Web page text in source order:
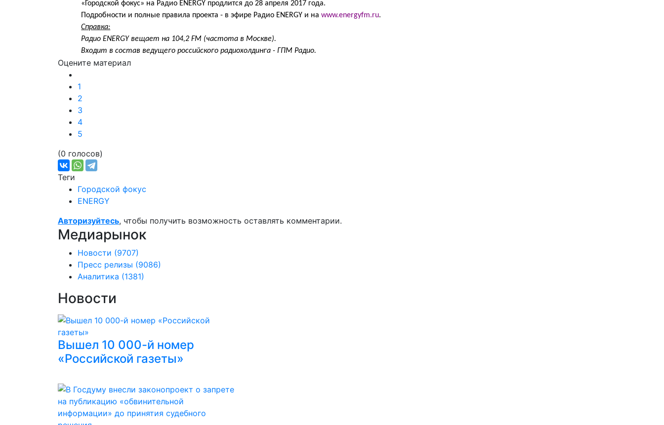
«Городской фокус» на Радио ENERGY продлится до 28 апреля 2017 года.
Подробности и полные правила проекта - в эфире Радио ENERGY и наwww.energyfm.ru.
Справка:
Радио ENERGY вещает на 104,2 FM (частота в Москве).
Входит в состав ведущего российского радиохолдинга - ГПМ Радио.
Оцените материал
1
2
3
4
5
(0 голосов)
Теги
Городской фокус
ENERGY
Авторизуйтесь, чтобы получить возможность оставлять комментарии.
Медиарынок
Новости (9707)
Пресс релизы (9086)
Аналитика (1381)
Новости
Вышел 10 000-й номер
«Российской газеты»